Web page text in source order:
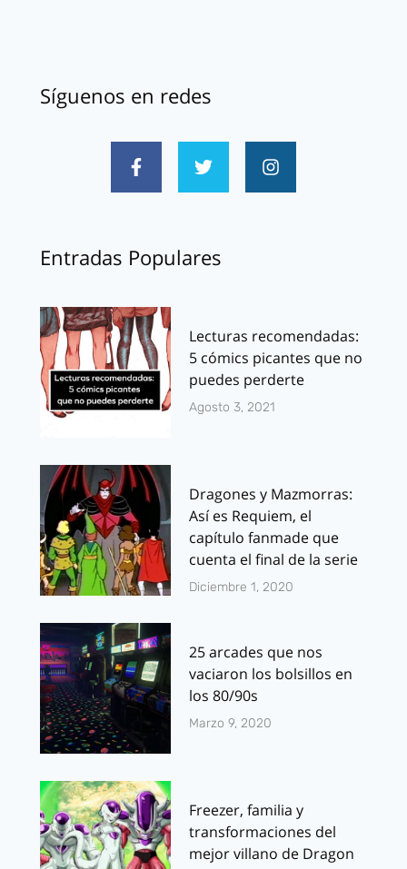
Síguenos en redes
Entradas Populares
Lecturas recomendadas:
5 cómics picantes que no
puedes perderte
Agosto 3, 2021
Dragones y Mazmorras:
Así es Requiem, el
capítulo fanmade que
cuenta el final de la serie
Diciembre 1, 2020
25 arcades que nos
vaciaron los bolsillos en
los 80/90s
Marzo 9, 2020
Freezer, familia y
transformaciones del
mejor villano de Dragon